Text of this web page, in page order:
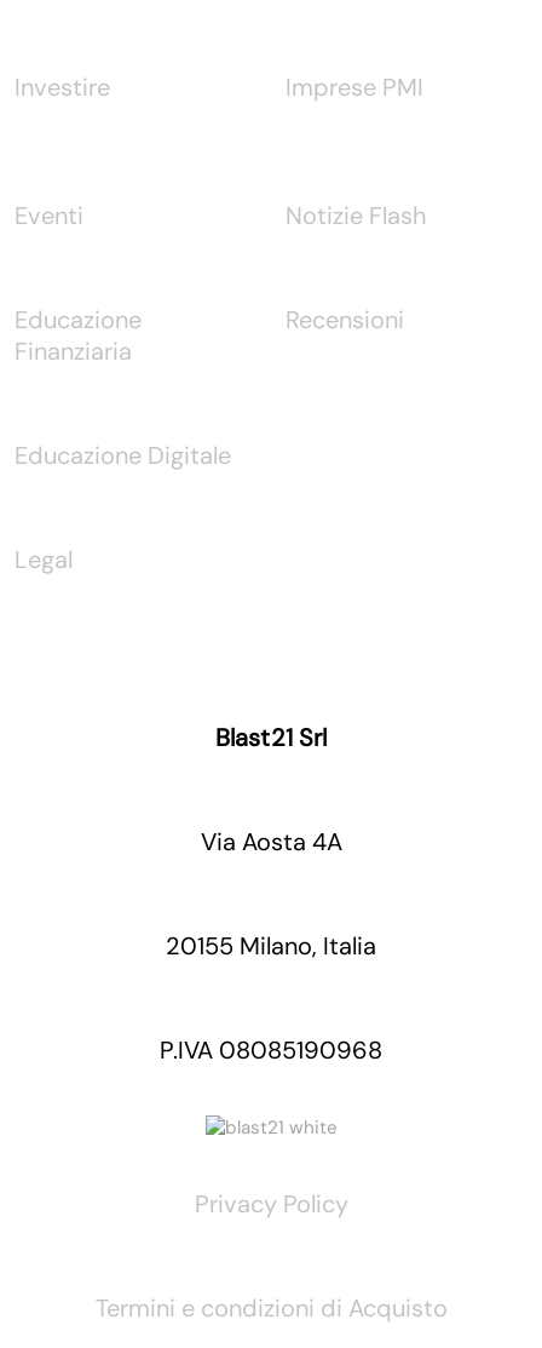
Investire Imprese PMI
Eventi
Educazione
Finanziaria
Educazione Digitale
Legal
Notizie Flash
Recensioni
Blast21 Srl
Via Aosta 4A
20155 Milano, Italia
P.IVA 08085190968
Privacy Policy
Termini e condizioni di Acquisto